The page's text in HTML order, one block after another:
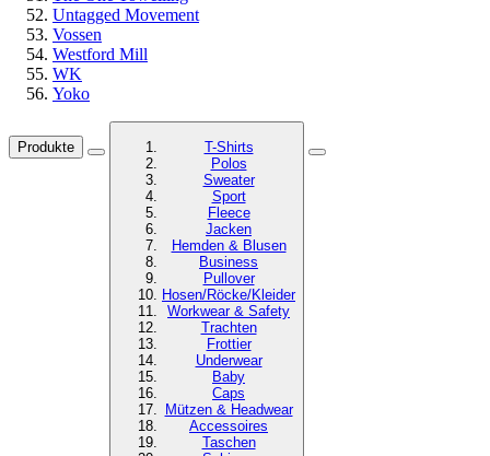
Untagged Movement
Vossen
Westford Mill
WK
Yoko
Produkte
T-Shirts
Polos
Sweater
Sport
Fleece
Jacken
Hemden & Blusen
Business
Pullover
Hosen/Röcke/Kleider
Workwear & Safety
Trachten
Frottier
Underwear
Baby
Caps
Mützen & Headwear
Accessoires
Taschen